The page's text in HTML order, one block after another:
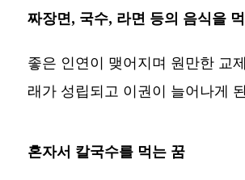
짜장면, 국수, 라면 등의 음식을
좋은 인연이 맺어지며 원만한 교
래가 성립되고 이권이 늘어나게
혼자서 칼국수를 먹는 꿈